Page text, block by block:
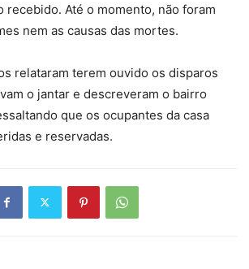
recebido. Até o momento, não foram
nem as causas das mortes.
relataram terem ouvido os disparos
o jantar e descreveram o bairro
que os ocupantes da casa
e reservadas.